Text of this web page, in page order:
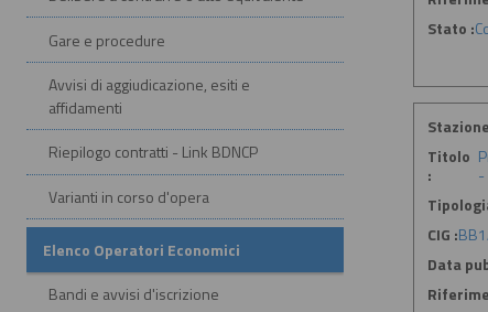
Gare e procedure
Avvisi di aggiudicazione, esiti e
affidamenti
Riepilogo contratti - Link BDNCP
Varianti in corso d'opera
Elenco Operatori Economici
Bandi e avvisi d'iscrizione
Stato :
Titolo
:
-
CIG :
Data